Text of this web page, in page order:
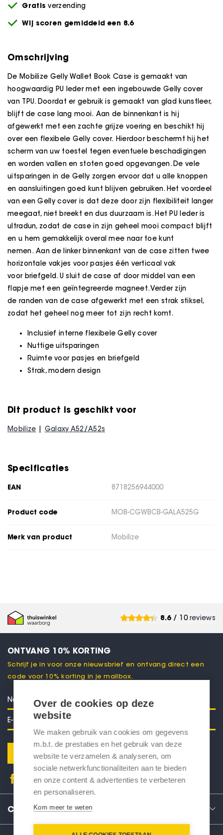
Gratis verzending
Wij scoren gemiddeld een 8.6
Omschrijving
De Mobilize Gelly Wallet Book Case is gemaakt van
hoogwaardig PU leder met een ingebouwde Gelly cover
van TPU. Doordat er gebruik is gemaakt van glad kunstleer,
blijft de case lang mooi. Aan de binnenkant is hij
afgewerkt met een zachte grijze voering en beschikt hij
over een flexibele Gelly cover. Hierdoor beschermt hij het
scherm van uw toestel tegen eventuele beschadigingen
en worden vallen en stoten goed opgevangen. De vele
uitsparingen in de Gelly zorgen ervoor dat u alle knoppen
en aansluitingen goed kunt blijven gebruiken. Het voordeel
van een Gelly cover is dat deze door zijn flexibiliteit langer
meegaat, niet breekt en dus duurzaam is. Het PU leder is
ultradun, zodat de case in zijn geheel mooi compact blijft
en u hem gemakkelijk overal mee naar toe kunt
nemen. Aan de linker binnenkant van de case zitten twee
horizontale vakjes voor pasjes één verticaal vak
voor briefgeld. U sluit de case af door middel van een
flapje met een geïntegreerde magneet. Verder zijn
de randen van de case afgewerkt met een strak stiksel,
zodat het geheel nog meer tot zijn recht komt.
Inclusief interne flexibele Gelly cover
Nuttige uitsparingen
Ruimte voor pasjes en briefgeld
Strak, modern design
Dit product is geschikt voor
Mobilize Galaxy A52/A52s
Specificaties
EAN 8718256944000
Product code MOB-CGWBCB-GALA525G
Merk van product Mobilize
8.6/ 10 reviews
ONTVANG 10% KORTING
Schrijf je in voor onze nieuwsbrief en ontvang direct een
code voor 10% korting in je mailbox.
Verstuur
CONTACT
Over de cookies op deze
website
We maken gebruik van cookies om gegevens
m.b.t. de prestaties en het gebruik van deze
website te verzamelen & analyseren, om
sociale netwerkfunctionaliteiten aan te bieden
en onze content & advertenties te verbeteren
en personaliseren.
Kom meer te weten